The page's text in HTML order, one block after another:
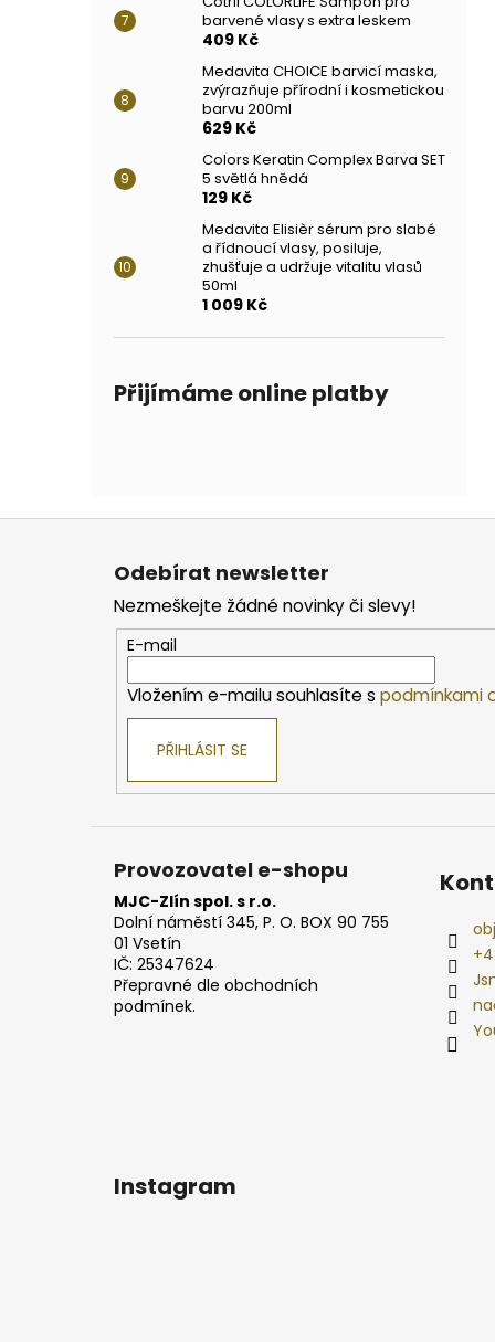
barvené vlasy s extra leskem
409 Kč
Medavita CHOICE barvicí maska,
zvýrazňuje přírodní i kosmetickou
barvu 200ml
629 Kč
Colors Keratin Complex Barva SET
5 světlá hnědá
129 Kč
Medavita Elisièr sérum pro slabé
a řídnoucí vlasy, posiluje,
zhušťuje a udržuje vitalitu vlasů
50ml
1 009 Kč
Přijímáme online platby
Z
Odebírat newsletter
Nezmeškejte žádné novinky či slevy!
E-mail
Vložením e-mailu souhlasíte s podmínkami
PŘIHLÁSIT SE
Provozovatel e-shopu
MJC-Zlín spol. s r.o.
Dolní náměstí 345, P. O. BOX 90 755
01 Vsetín
IČ: 25347624
Přepravné dle obchodních
podmínek.
Instagram